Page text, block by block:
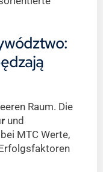
Raum. Die
und
MTC Werte,